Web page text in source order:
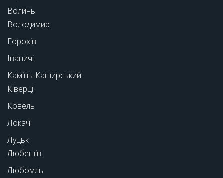
Волинь
Володимир
Горохів
Іваничі
Камінь-Каширський
Ківерці
Ковель
Локачі
Луцьк
Любешів
Любомль